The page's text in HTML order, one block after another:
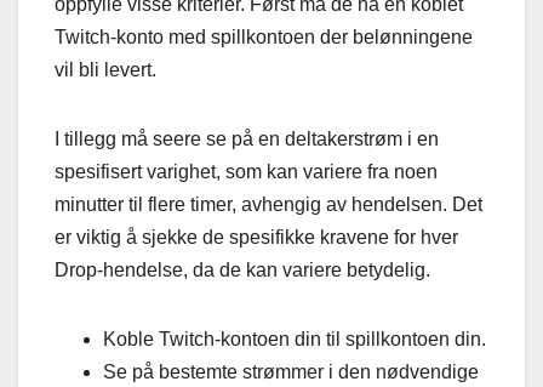
Twitch-konto med spillkontoen der belønningene
vil bli levert.
I tillegg må seere se på en deltakerstrøm i en
spesifisert varighet, som kan variere fra noen
minutter til flere timer, avhengig av hendelsen. Det
er viktig å sjekke de spesifikke kravene for hver
Drop-hendelse, da de kan variere betydelig.
Koble Twitch-kontoen din til spillkontoen din.
Se på bestemte strømmer i den nødvendige